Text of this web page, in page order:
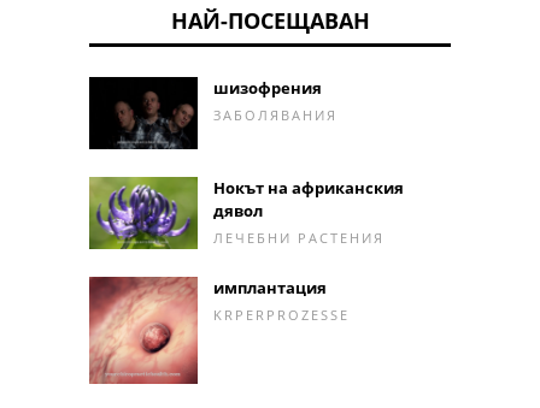
НАЙ-ПОСЕЩАВАН
шизофрения
ЗАБОЛЯВАНИЯ
Нокът на африканския
дявол
ЛЕЧЕБНИ РАСТЕНИЯ
имплантация
KRPERPROZESSE